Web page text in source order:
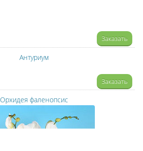
Заказать
Антуриум
Заказать
Орхидея фаленопсис